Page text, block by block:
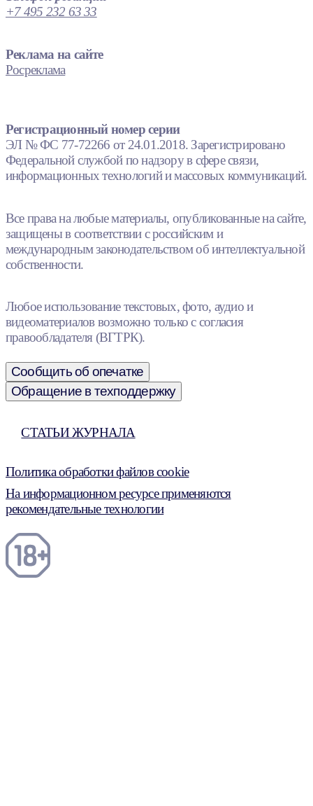
+7 495 232 63 33
Реклама на сайте
Росреклама
Регистрационный номер серии
ЭЛ № ФС 77-72266 от 24.01.2018. Зарегистрировано
Федеральной службой по надзору в сфере связи,
информационных технологий и массовых коммуникаций.
Все права на любые материалы, опубликованные на сайте,
защищены в соответствии с российским и
международным законодательством об интеллектуальной
собственности.
Любое использование текстовых, фото, аудио и
видеоматериалов возможно только с согласия
правообладателя (ВГТРК).
Сообщить об опечатке
Обращение в техподдержку
СТАТЬИ ЖУРНАЛА
Политика обработки файлов cookie
На информационном ресурсе применяются
рекомендательные технологии